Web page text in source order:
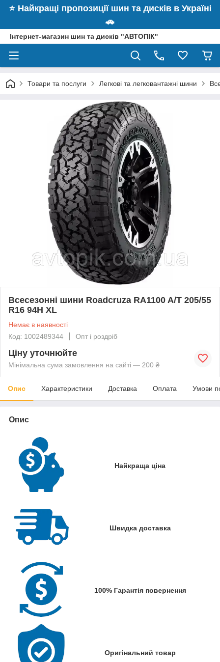
⭐️ Найкращі пропозиції шин та дисків в Україні
🚗
Інтернет-магазин шин та дисків "АВТОПІК"
Товари та послуги Легкові та легковантажні шини
Всесезонні шини Roadcruza RA1100 A/T 205/55
R16 94H XL
Немає в наявності
Код: 1002489344
Опт і роздріб
Ціну уточнюйте
Мінімальна сума замовлення на сайті — 200 ₴
Опис Характеристики Доставка Оплата Умови
Опис
Найкраща ціна
Швидка доставка
100% Гарантія повернення
Оригінальний товар